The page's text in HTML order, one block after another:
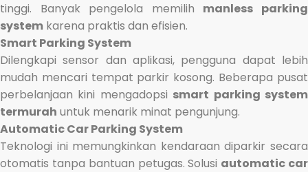
tinggi. Banyak pengelola memilih manless parking
system karena praktis dan efisien.
Smart Parking System
Dilengkapi sensor dan aplikasi, pengguna dapat lebih
mudah mencari tempat parkir kosong. Beberapa pusat
perbelanjaan kini mengadopsi smart parking system
termurah untuk menarik minat pengunjung.
Automatic Car Parking System
Teknologi ini memungkinkan kendaraan diparkir secara
otomatis tanpa bantuan petugas. Solusi automatic car